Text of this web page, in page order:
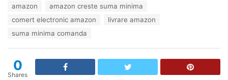
amazon
amazon creste suma minima
comert electronic amazon
livrare amazon
suma minima comanda
0
Shares